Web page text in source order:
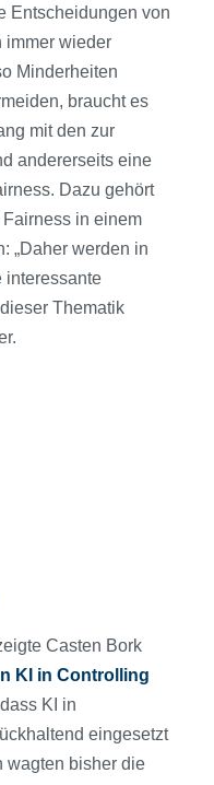
Entscheidungen von
immer wieder
Minderheiten
braucht es
mit den zur
andererseits eine
Dazu gehört
in einem
„Daher werden in
interessante
Thematik
Casten Bork
KI in Controlling
KI in
eingesetzt
wagten bisher die